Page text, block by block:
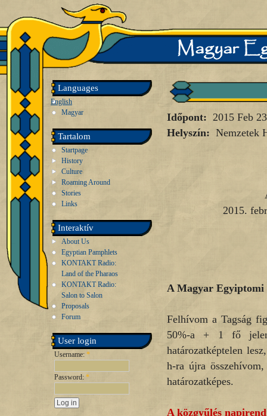
Languages
English
Magyar
Tartalom
Startpage
History
Culture
Roaming Around
Stories
Links
Interaktív
About Us
Egyptian Pamphlets
KONTAKT Radio:
Land of the Pharaos
KONTAKT Radio:
Salon to Salon
Proposals
Forum
User login
Username: *
Password: *
Időpont: 2015 Feb
Helyszín: Nemzetek
2015.
A Magyar Egyiptomi
Felhívom a Tagság
50%-a + 1 fő
határozatképtelen
h-ra újra
határozatképes.
A közgyűlés